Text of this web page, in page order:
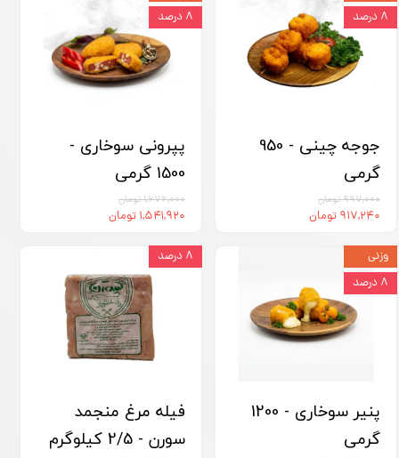
جوجه چینی - 950
گرمی
۹۹۷,۰۰۰ تومان
۹۱۷,۲۴۰ تومان
۸ درصد
پپرونی سوخاری -
1500 گرمی
۱,۶۷۶,۰۰۰ تومان
۱,۵۴۱,۹۲۰ تومان
۸ درصد
پنیر سوخاری - 1200
گرمی
وزنی
۸ درصد
فیله مرغ منجمد
سورن - 2/5 کیلوگرم
۸ درصد